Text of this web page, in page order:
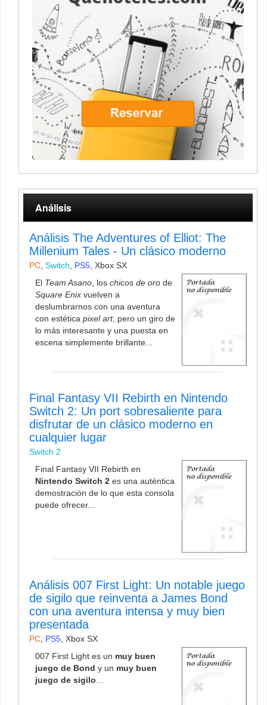
Análisis
Análisis The Adventures of Elliot: The
Millenium Tales - Un clásico moderno
PC Switch PS5 Xbox SX
El Team Asano , los chicos de oro de
Square Enix vuelven a
deslumbrarnos con una aventura
con estética pixel art, pero un giro de
lo más interesante y una puesta en
escena simplemente brillante...
Final Fantasy VII Rebirth en Nintendo
Switch 2: Un port sobresaliente para
disfrutar de un clásico moderno en
cualquier lugar
Switch 2
Final Fantasy VII Rebirth en
Nintendo Switch 2 es una auténtica
demostración de lo que esta consola
puede ofrecer...
Análisis 007 First Light: Un notable juego
de sigilo que reinventa a James Bond
con una aventura intensa y muy bien
presentada
PC PS5 Xbox SX
007 First Light es un muy buen
juego de Bond y un muy buen
juego de sigilo